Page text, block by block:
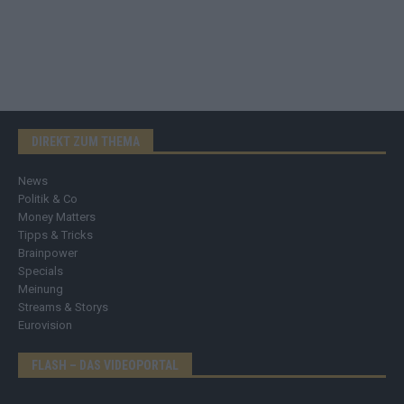
DIREKT ZUM THEMA
News
Politik & Co
Money Matters
Tipps & Tricks
Brainpower
Specials
Meinung
Streams & Storys
Eurovision
FLASH – DAS VIDEOPORTAL